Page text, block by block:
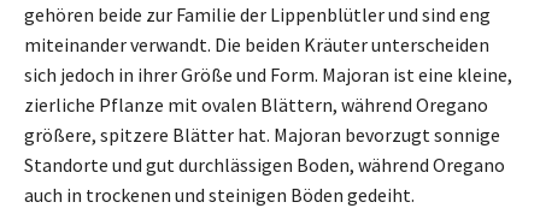
gehören beide zur Familie der Lippenblütler und sind eng
miteinander verwandt. Die beiden Kräuter unterscheiden
sich jedoch in ihrer Größe und Form. Majoran ist eine kleine,
zierliche Pflanze mit ovalen Blättern, während Oregano
größere, spitzere Blätter hat. Majoran bevorzugt sonnige
Standorte und gut durchlässigen Boden, während Oregano
auch in trockenen und steinigen Böden gedeiht.